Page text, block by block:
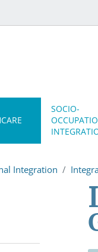
SOCIO-
Integration
I